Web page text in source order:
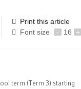
Print this article
Font size
- 16 +
term (Term 3) starting